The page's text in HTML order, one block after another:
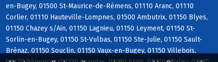
en-Bugey, 01500 St-Maurice-de-Rémens, 01110 Aranc, 01110
Corlier, 01110 Hauteville-Lompnes, 01500 Ambutrix, 01150 Blyes,
01150 Chazey s/Ain, 01150 Lagnieu, 01150 Leyment, 01150 St-
Sorlin-en-Bugey, 01150 St-Vulbas, 01150 Ste-Julie, 01150 Sault-
Brénaz, 01150 Souclin, 01150 Vaux-en-Bugey, 01150 Villebois,